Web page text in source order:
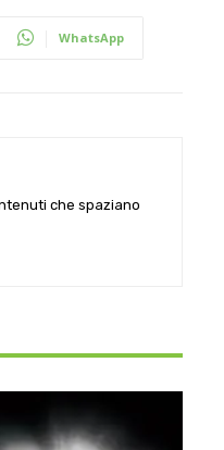
WhatsApp
che spaziano